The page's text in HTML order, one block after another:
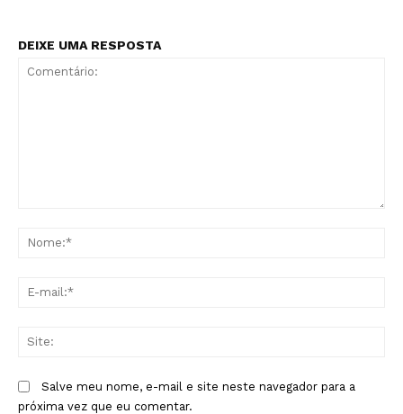
DEIXE UMA RESPOSTA
Salve meu nome, e-mail e site neste navegador para a
próxima vez que eu comentar.